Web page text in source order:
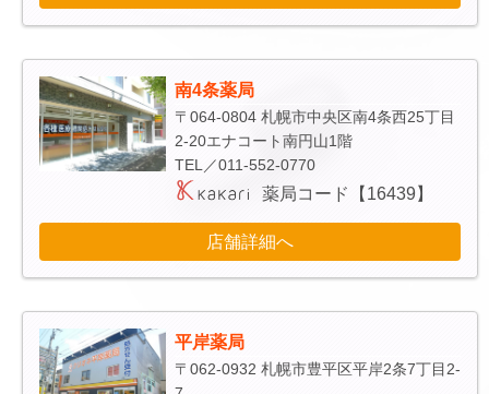
南4条薬局
〒064-0804 札幌市中央区南4条西25丁目
2-20エナコート南円山1階
TEL／011-552-0770
薬局コード【16439】
店舗詳細へ
平岸薬局
〒062-0932 札幌市豊平区平岸2条7丁目2-